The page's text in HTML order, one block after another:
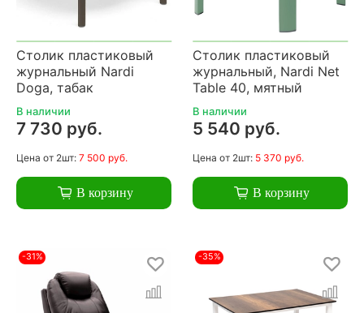
Столик пластиковый
журнальный Nardi
Doga, табак
В наличии
7 730 руб.
Цена от 2шт: 7 500 руб.
В корзину
Столик пластиковый
журнальный, Nardi Net
Table 40, мятный
В наличии
5 540 руб.
Цена от 2шт: 5 370 руб.
В корзину
-31% -35%